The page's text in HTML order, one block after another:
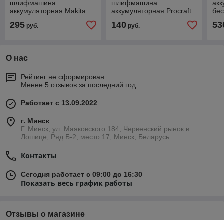
шлифмашина
аккумуляторная Makita
DBO180Z (без АКБ, 125
мм, амплитуда 2,8 мм,
295 руб.
шлифмашина
аккумуляторная Procraft
PX20 (без АКБ, 125 мм,
амплитуда 2.5 мм, регул.
140руб.
О нас
Рейтинг не сформирован
Менее 5 отзывов за последний год
Работает с 13.09.2022
г. Минск
Г. Минск, ул. Маяковского 184, Червенский рынок в
Лошице, Ряд Б-2, место 17, Минск, Беларусь
Контакты
Сегодня работает с 09:00 до 16:30
Показать весь график работы
Отзывы о магазине